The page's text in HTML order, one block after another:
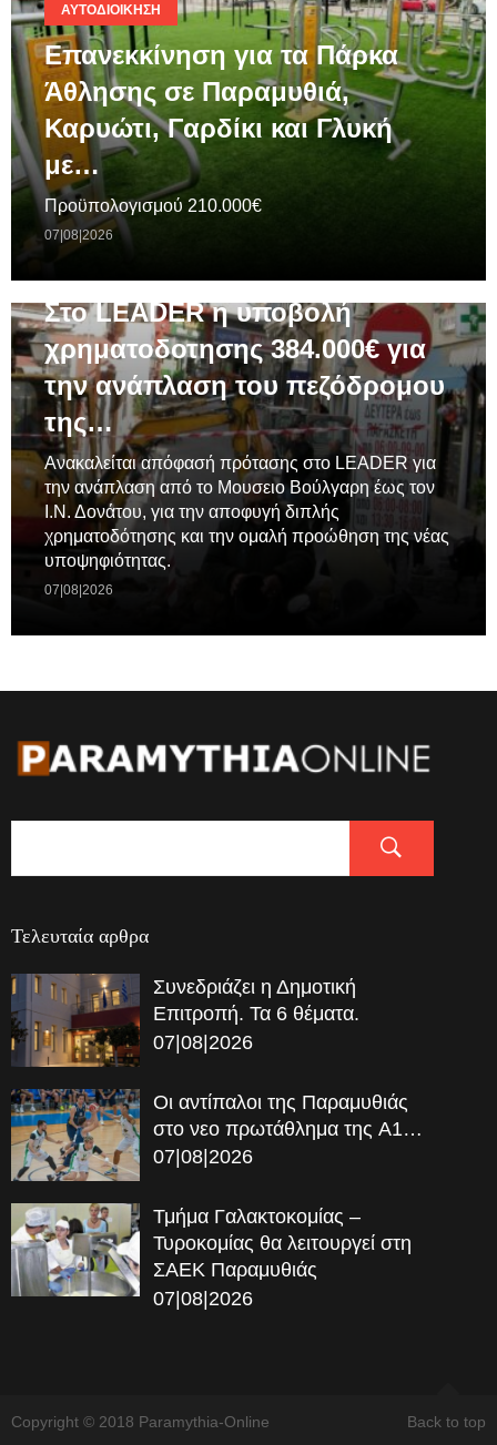
ΑΥΤΟΔΙΟΊΚΗΣΗ
Επανεκκίνηση για τα Πάρκα
Άθλησης σε Παραμυθιά,
Καρυώτι, Γαρδίκι και Γλυκή
με…
Προϋπολογισμού 210.000€
07|08|2026
Στο LEADER η υποβολή
χρηματοδοτησης 384.000€ για
την ανάπλαση του πεζόδρομου
της…
Ανακαλείται απόφασή πρότασης στο LEADER για
την ανάπλαση από το Μουσειο Βούλγαρη έως τον
Ι.Ν. Δονάτου, για την αποφυγή διπλής
χρηματοδότησης και την ομαλή προώθηση της νέας
υποψηφιότητας.
07|08|2026
Τελευταία αρθρα
Συνεδριάζει η Δημοτική
Επιτροπή. Τα 6 θέματα.
07|08|2026
Οι αντίπαλοι της Παραμυθιάς
στο νεο πρωτάθλημα της A1…
07|08|2026
Τμήμα Γαλακτοκομίας –
Τυροκομίας θα λειτουργεί στη
ΣΑΕΚ Παραμυθιάς
07|08|2026
Back to top
Copyright © 2018 Paramythia-Online